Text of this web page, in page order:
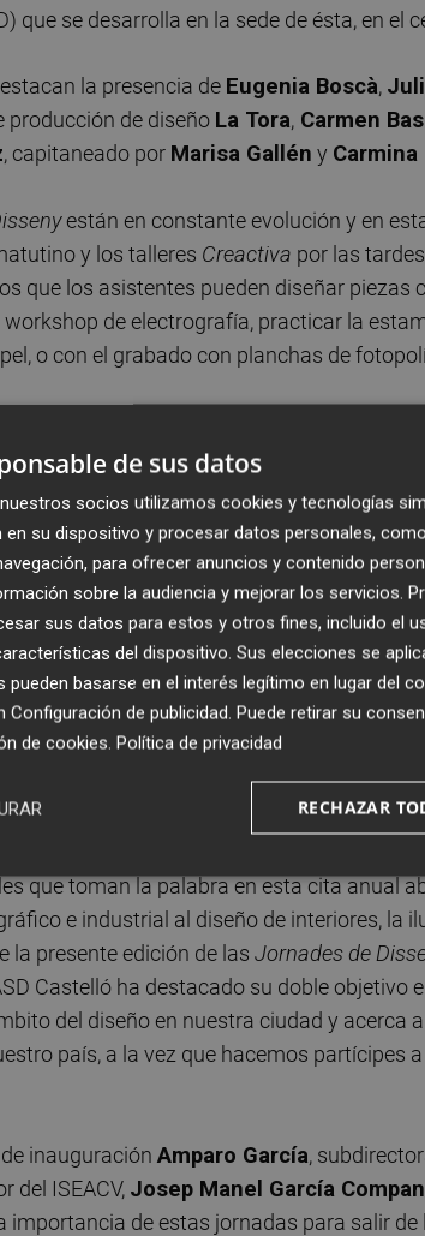
que se desarrolla en la sede de ésta, en el
la presencia de Eugenia Boscà,
producción de diseño La Tora, Carmen
, capitaneado por Marisa Gallén y Carmina
están en constante evolución y en
y los talleres Creactiva por las
que los asistentes pueden diseñar piezas
de electrografía, practicar la
o con el grabado con planchas de
que toman la palabra en esta cita anual
e industrial al diseño de interiores, la
la presente edición de las Jornades de
Castelló ha destacado su doble objetivo
del diseño en nuestra ciudad y acerca
país, a la vez que hacemos partícipes
inauguración Amparo García,
del ISEACV, Josep Manel García
importancia de estas jornadas para salir
de sus datos
socios utilizamos cookies y tecnologías
su dispositivo y procesar datos personales,
para ofrecer anuncios y contenido
sobre la audiencia y mejorar los servicios.
sus datos para estos y otros fines, incluido el
del dispositivo. Sus elecciones se
pueden basarse en el interés legítimo en lugar del
Configuración de publicidad. Puede retirar su
de cookies. Política de privacidad
RECHAZAR